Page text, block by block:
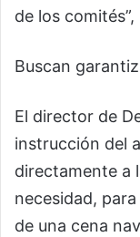
de los
Buscan
El director de
instrucción del
directamente a
necesidad,
de una cena